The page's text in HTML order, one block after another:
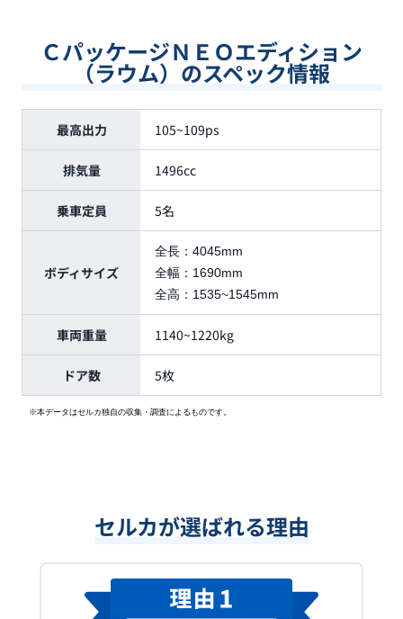
ＣパッケージＮＥＯエディション
（ラウム）のスペック情報
最高出力 105~109ps
排気量 1496cc
乗車定員 5名
ボディサイズ
全長： 4045mm
全幅： 1690mm
全高： 1535~1545mm
車両重量 1140~1220kg
ドア数 5枚
※本データはセルカ独自の収集・調査によるものです。
セルカが選ばれる理由